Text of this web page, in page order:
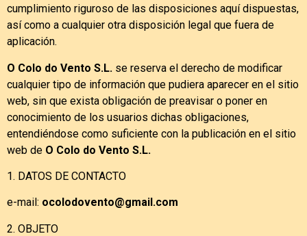
cumplimiento riguroso de las disposiciones aquí dispuestas,
así como a cualquier otra disposición legal que fuera de
aplicación.
O Colo do Vento S.L. se reserva el derecho de modificar
cualquier tipo de información que pudiera aparecer en el sitio
web, sin que exista obligación de preavisar o poner en
conocimiento de los usuarios dichas obligaciones,
entendiéndose como suficiente con la publicación en el sitio
web de O Colo do Vento S.L.
1. DATOS DE CONTACTO
e-mail: ocolodovento@gmail.com
2. OBJETO